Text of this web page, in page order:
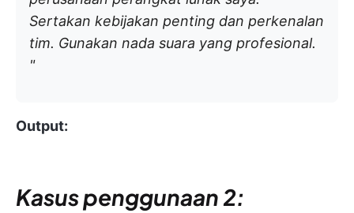
Sertakan kebijakan penting dan perkenalan
tim. Gunakan nada suara yang profesional.
"
Output:
Kasus penggunaan 2: